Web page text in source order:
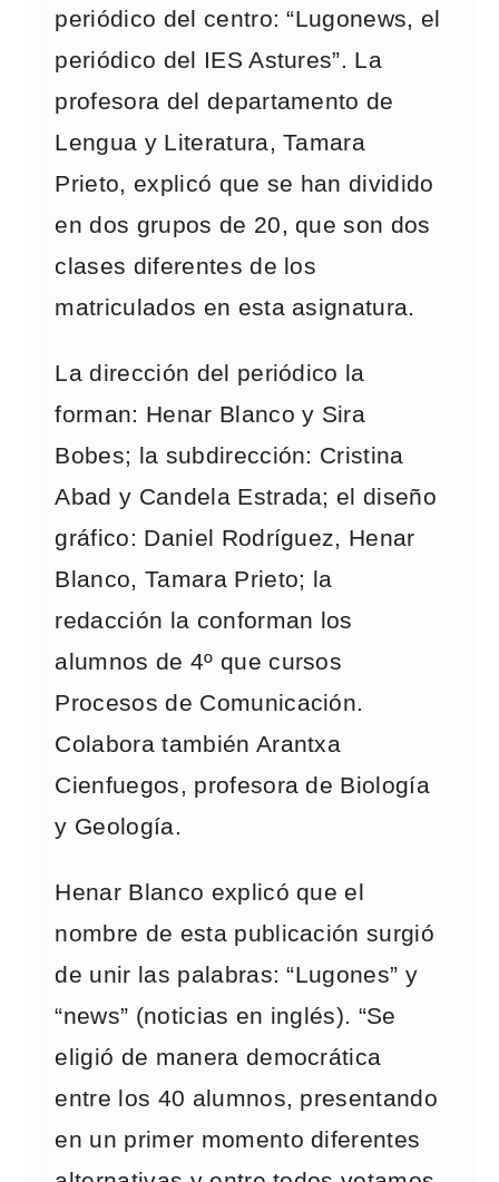
periódico del centro: “Lugonews, el
periódico del IES Astures”. La
profesora del departamento de
Lengua y Literatura, Tamara
Prieto, explicó que se han dividido
en dos grupos de 20, que son dos
clases diferentes de los
matriculados en esta asignatura.
La dirección del periódico la
forman: Henar Blanco y Sira
Bobes; la subdirección: Cristina
Abad y Candela Estrada; el diseño
gráfico: Daniel Rodríguez, Henar
Blanco, Tamara Prieto; la
redacción la conforman los
alumnos de 4º que cursos
Procesos de Comunicación.
Colabora también Arantxa
Cienfuegos, profesora de Biología
y Geología.
Henar Blanco explicó que el
nombre de esta publicación surgió
de unir las palabras: “Lugones” y
“news” (noticias en inglés). “Se
eligió de manera democrática
entre los 40 alumnos, presentando
en un primer momento diferentes